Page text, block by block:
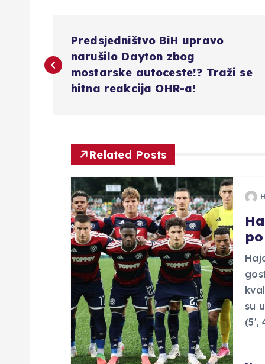
a
Predsjedništvo BiH upravo
narušilo Dayton zbog
mostarske autoceste!? Traži se
hitna reakcija OHR-a!
Related Posts
su